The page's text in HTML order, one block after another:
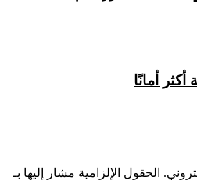
أمانًا
الحقول الإلزامية مشار إليها بـ